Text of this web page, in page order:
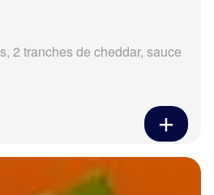
2 tranches de cheddar, sauce